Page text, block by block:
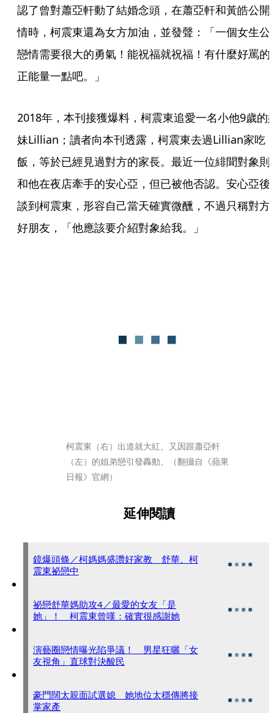
認了曾對蕭亞軒動了結婚念頭，在蕭亞軒和黃皓公開
情時，柯震東還為女方加油，並發聲：「一個女生公
戀情需要很大的勇氣！能祝福就祝福！有什麼好罵的
正能量一點吧。」
2018年，本刊接獲爆料，柯震東追愛一名小他9歲的
妹Lillian；讀者向本刊透露，柯震東去過Lillian家吃
飯，等於已經見過對方的家長。最近一位緋聞對象則
和他在夜店牽手的安心亞，但已被他否認。安心亞後
談到柯震東，形容自己當天確實微醺，不過只稱對方
好朋友，「他應該要介紹對象給我。」
柯震東（右）出道就大紅、又因跟蕭亞軒
（左）的姐弟戀引發轟動。（翻攝自《蘋果
日報》官網）
延伸閱讀
鏡爆頭條／柯媽媽盛讚好家教 舒華、柯
震東祕戀中
祕戀舒華媽助攻4／最愛的女友「是
她」！ 柯震東曾嘆：確實很感謝她
演藝圈戀情曝光陷爭議！ 男星狂曬「女
友視角」直球對決酸民
豪門闊太親面試選媳 她地位太穩傳將接
掌家產